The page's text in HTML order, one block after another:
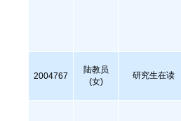
2004767
陆教员
(女)
研究生在读